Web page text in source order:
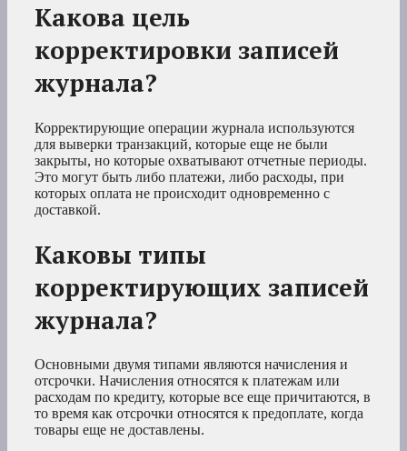
Какова цель
корректировки записей
журнала?
Корректирующие операции журнала используются
для выверки транзакций, которые еще не были
закрыты, но которые охватывают отчетные периоды.
Это могут быть либо платежи, либо расходы, при
которых оплата не происходит одновременно с
доставкой.
Каковы типы
корректирующих записей
журнала?
Основными двумя типами являются начисления и
отсрочки. Начисления относятся к платежам или
расходам по кредиту, которые все еще причитаются, в
то время как отсрочки относятся к предоплате, когда
товары еще не доставлены.